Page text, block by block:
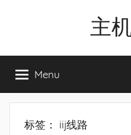
主
工|BandwagonHost
VPS|Vps|
主
Menu
标签： iij线路